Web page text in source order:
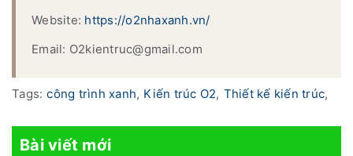
Website: https://o2nhaxanh.vn/
Email: O2kientruc@gmail.com
Tags: công trình xanh, Kiến trúc O2, Thiết kế kiến trúc,
Bài viết mới